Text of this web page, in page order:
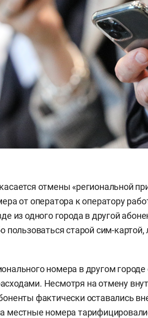
отмены «региональной
от оператора к оператору
из одного города в другой
пользоваться старой сим-
номера в другом
Несмотря на отмену
фактически оставались
местные номера